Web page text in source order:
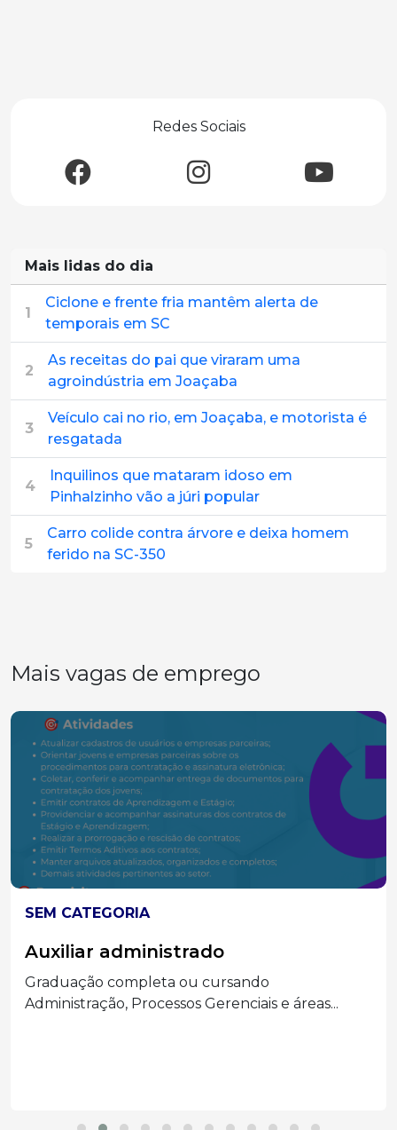
Redes Sociais
Mais lidas do dia
1
Ciclone e frente fria mantêm alerta de
temporais em SC
2
As receitas do pai que viraram uma
agroindústria em Joaçaba
3
Veículo cai no rio, em Joaçaba, e motorista é
resgatada
4
Inquilinos que mataram idoso em
Pinhalzinho vão a júri popular
5
Carro colide contra árvore e deixa homem
ferido na SC-350
Mais vagas de emprego
SEM CATEGORIA
Auxiliar administrado
Graduação completa ou cursando
Administração, Processos Gerenciais e áreas...